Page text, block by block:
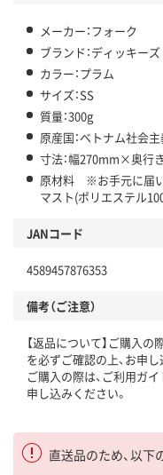
メーカー：フォーク
ブランド：ディッキーズ
カラー：プラム
サイズ：SS
質量：300g
原産国：ベトナム社会
寸法：幅270mm×奥
原材料 ※お手元に届い
マスト(ポリエステル
JANコード
4589457876353
備考（ご注意）
【返品について】ご購入の
を必ずご確認の上、お申し
ご購入の際は、ご利用ガイ
申し込みください。
直送品のため、以下